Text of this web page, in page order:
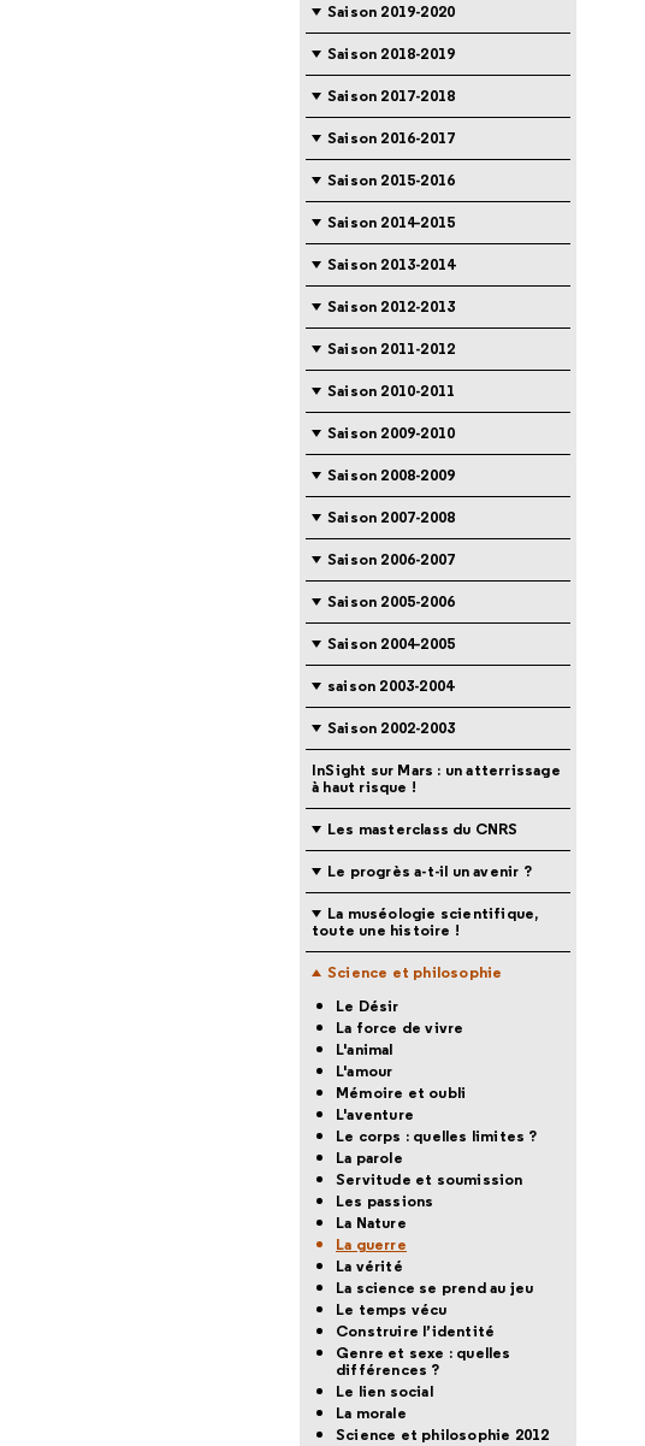
Saison 2019-2020
Saison 2018-2019
Saison 2017-2018
Saison 2016-2017
Saison 2015-2016
Saison 2014-2015
Saison 2013-2014
Saison 2012-2013
Saison 2011-2012
Saison 2010-2011
Saison 2009-2010
Saison 2008-2009
Saison 2007-2008
Saison 2006-2007
Saison 2005-2006
Saison 2004-2005
saison 2003-2004
Saison 2002-2003
InSight sur Mars : un atterrissage
à haut risque !
Les masterclass du CNRS
Le progrès a-t-il un avenir ?
La muséologie scientifique,
toute une histoire !
Science et philosophie
Le Désir
La force de vivre
L'animal
L'amour
Mémoire et oubli
L'aventure
Le corps : quelles limites ?
La parole
Servitude et soumission
Les passions
La Nature
La guerre
La vérité
La science se prend au jeu
Le temps vécu
Construire l’identité
Genre et sexe : quelles
différences ?
Le lien social
La morale
Science et philosophie 2012